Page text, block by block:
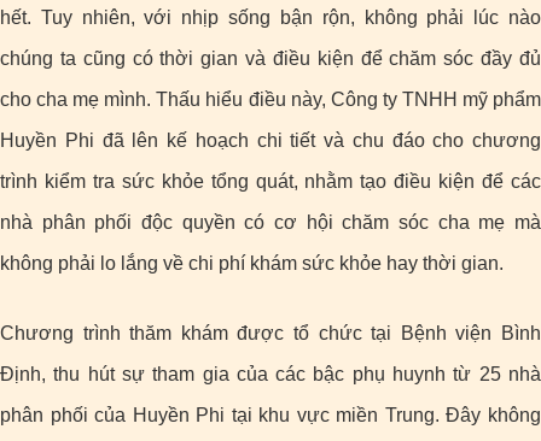
hết. Tuy nhiên, với nhịp sống bận rộn, không phải lúc nào
chúng ta cũng có thời gian và điều kiện để chăm sóc đầy đủ
cho cha mẹ mình. Thấu hiểu điều này, Công ty TNHH mỹ phẩm
Huyền Phi đã lên kế hoạch chi tiết và chu đáo cho chương
trình kiểm tra sức khỏe tổng quát, nhằm tạo điều kiện để các
nhà phân phối độc quyền có cơ hội chăm sóc cha mẹ mà
không phải lo lắng về chi phí khám sức khỏe hay thời gian.
Chương trình thăm khám được tổ chức tại Bệnh viện Bình
Định, thu hút sự tham gia của các bậc phụ huynh từ 25 nhà
phân phối của Huyền Phi tại khu vực miền Trung. Đây không